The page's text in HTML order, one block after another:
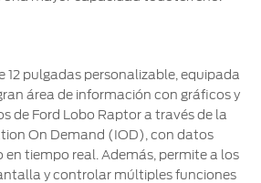
12 pulgadas personalizable, equipada
área de información con gráficos y
de Ford Lobo Raptor a través de la
On Demand (IOD), con datos
tiempo real. Además, permite a los
y controlar múltiples funciones